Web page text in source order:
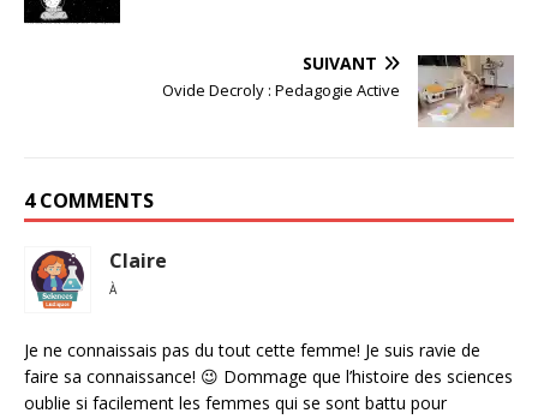
SUIVANT
Ovide Decroly : Pedagogie Active
4 COMMENTS
Claire
À
Je ne connaissais pas du tout cette femme! Je suis ravie de
faire sa connaissance! 😉 Dommage que l’histoire des sciences
oublie si facilement les femmes qui se sont battu pour